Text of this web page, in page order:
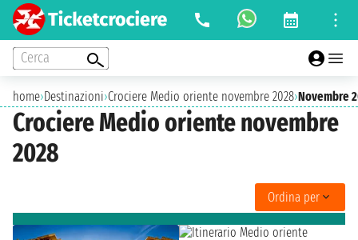
Cerca
home›Destinazioni›Crociere Medio oriente novembre 2028›Novembre
Crociere Medio oriente novembre
2028
Ordina per